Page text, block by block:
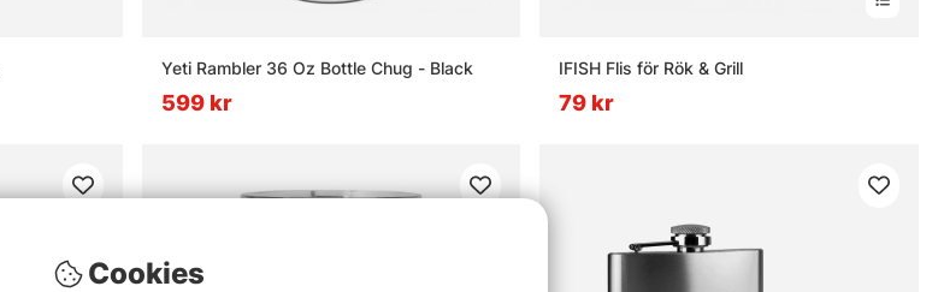
Yeti Rambler 36 Oz Bottle Chug - Black
599 kr
IFISH Flis för Rök & Grill
79 kr
Cookies